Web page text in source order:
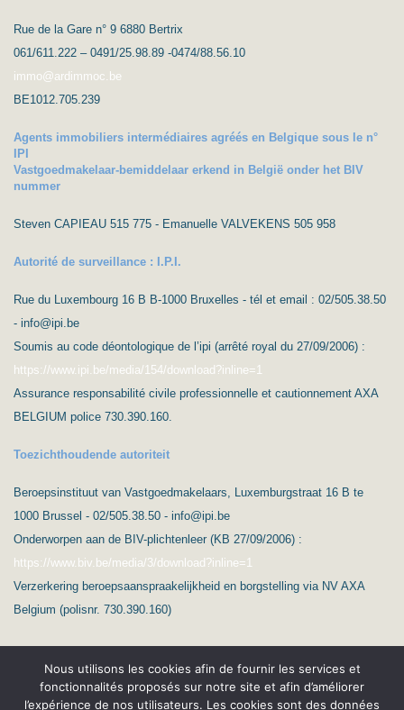
Rue de la Gare n° 9 6880 Bertrix
061/611.222 – 0491/25.98.89 -0474/88.56.10
immo@ardimmoc.be
BE1012.705.239
Agents immobiliers intermédiaires agréés en Belgique sous le n°
IPI
Vastgoedmakelaar-bemiddelaar erkend in België onder het BIV
nummer
Steven CAPIEAU 515 775 - Emanuelle VALVEKENS 505 958
Autorité de surveillance : I.P.I.
Rue du Luxembourg 16 B B-1000 Bruxelles - tél et email : 02/505.38.50
- info@ipi.be
Soumis au code déontologique de l’ipi (arrêté royal du 27/09/2006) :
https://www.ipi.be/media/154/download?inline=1
Assurance responsabilité civile professionnelle et cautionnement AXA
BELGIUM police 730.390.160.
Toezichthoudende autoriteit
Beroepsinstituut van Vastgoedmakelaars, Luxemburgstraat 16 B te
1000 Brussel - 02/505.38.50 - info@ipi.be
Onderworpen aan de BIV-plichtenleer (KB 27/09/2006) :
https://www.biv.be/media/3/download?inline=1
Verzerkering beroepsaanspraakelijkheid en borgstelling via NV AXA
Belgium (polisnr. 730.390.160)
Nous utilisons les cookies afin de fournir les services et
fonctionnalités proposés sur notre site et afin d’améliorer
l’expérience de nos utilisateurs. Les cookies sont des données